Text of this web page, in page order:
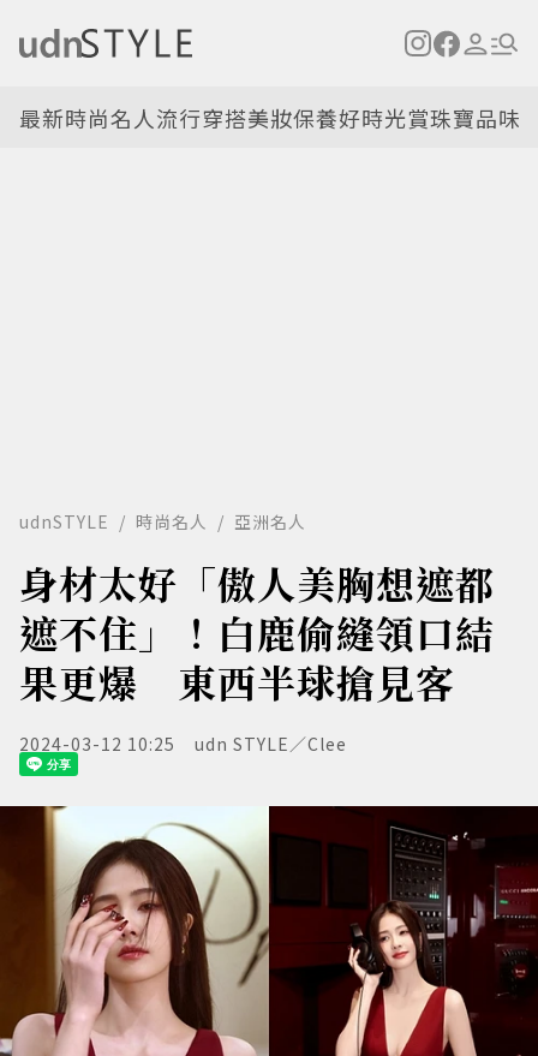
最新時尚名人流行穿搭美妝保養好時光賞珠寶品味
udnSTYLE 時尚名人 亞洲名人
身材太好「傲人美胸想遮都
遮不住」！白鹿偷縫領口結
果更爆 東西半球搶見客
2024-03-12 10:25 udn STYLE／Clee